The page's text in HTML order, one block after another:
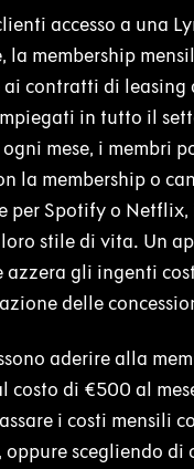
accesso a una
la membership
contratti di leasing
in tutto il
mese, i membri
la membership o
per Spotify o Netflix,
stile di vita. Un
azzera gli ingenti
delle
aderire alla
costo di €500 al
i costi mensili
scegliendo di